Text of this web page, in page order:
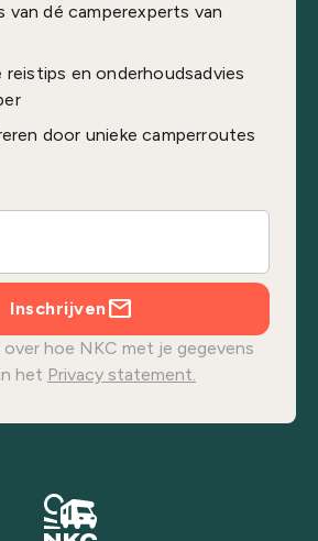
van dé camperexperts van
reistips en onderhoudsadvies
door unieke camperroutes
Inschrijven
hoe NKC met je gegevens
het Privacy statement.